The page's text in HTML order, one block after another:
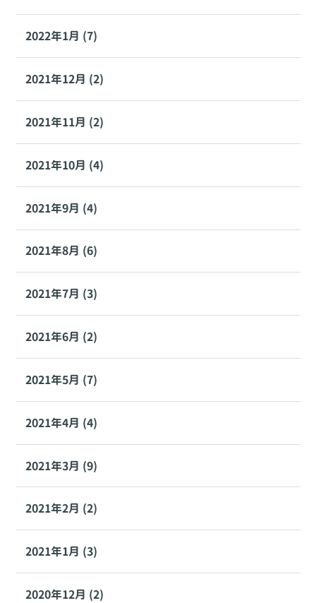
2022年1月 (7)
2021年12月 (2)
2021年11月 (2)
2021年10月 (4)
2021年9月 (4)
2021年8月 (6)
2021年7月 (3)
2021年6月 (2)
2021年5月 (7)
2021年4月 (4)
2021年3月 (9)
2021年2月 (2)
2021年1月 (3)
2020年12月 (2)